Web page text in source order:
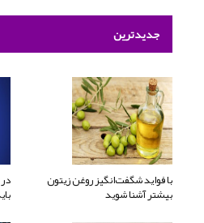
جدیدترین
با فواید شگفت‌انگیز روغن زیتون
بیشتر آشنا شوید